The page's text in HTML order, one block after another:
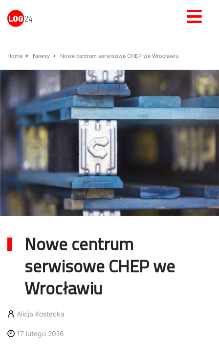
Home Newsy Nowe centrum serwisowe CHEP we Wrocławiu
Nowe centrum
serwisowe CHEP we
Wrocławiu
Alicja Kostecka
17 lutego 2016